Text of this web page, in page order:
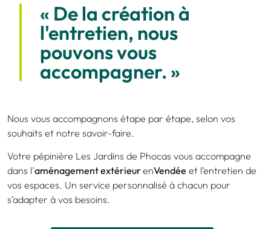
« De la création à
l'entretien, nous
pouvons vous
accompagner. »
Nous vous accompagnons étape par étape, selon vos
souhaits et notre savoir-faire.
Votre pépinière Les Jardins de Phocas vous accompagne
dans l’aménagement extérieurenVendée et l’entretien de
vos espaces. Un service personnalisé à chacun pour
s’adapter à vos besoins.